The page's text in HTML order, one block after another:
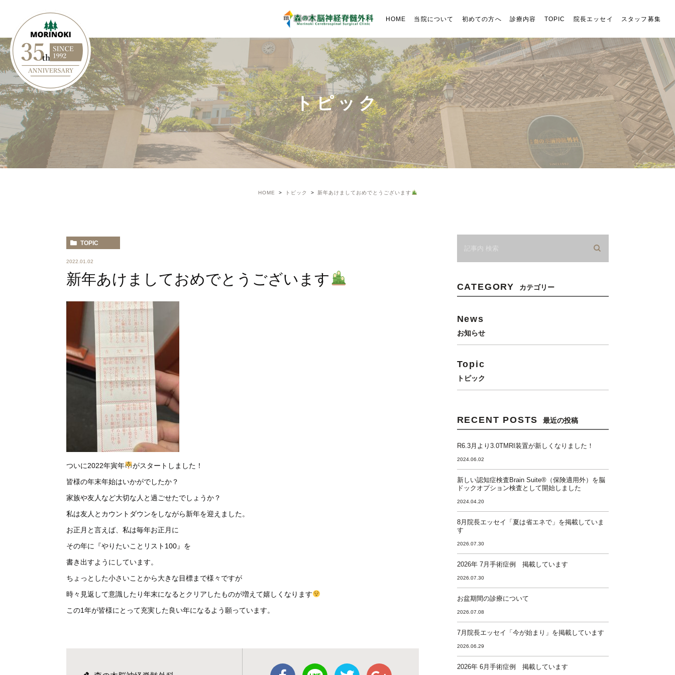
HOME 当院について 初めての方へ 診療内容 TOPIC 院長エッセイ スタッフ募集
トピック
HOME トピック 新年あけましておめでとうございます
TOPIC
2022.01.02
新年あけましておめでとうございます
ついに2022年寅年
がスタートしました！
皆様の年末年始はいかがでしたか？
家族や友人など大切な人と過ごせたでしょうか？
私は友人とカウントダウンをしながら新年を迎えました。
お正月と言えば、私は毎年お正月に
その年に『やりたいことリスト 100』を
書き出すようにしています。
ちょっとした小さいことから大きな目標まで様々ですが
時々見返して意識したり年末になるとクリアしたものが増えて嬉しくなります
この1年が皆様にとって充実した良い年になるよう願っています。
CATEGORY カテゴリー
News
お知らせ
Topic
トピック
RECENT POSTS 最近の投稿
R6.3月より3.0TMRI装置が新しくなりました！
2024.06.02
新しい認知症検査Brain Suite®（保険適用外）を脳
ドックオプション検査として開始しました
2024.04.20
8月院長エッセイ「夏は省エネで」を掲載していま
す
2026.07.30
2026年 7月手術症例 掲載しています
2026.07.30
お盆期間の診療について
2026.07.08
7月院長エッセイ「今が始まり」を掲載しています
2026.06.29
2026年 6月手術症例 掲載しています